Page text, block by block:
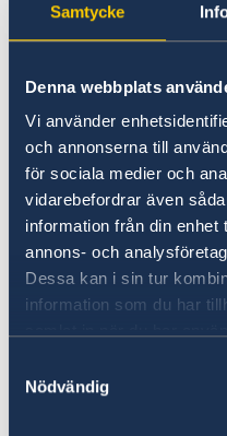
Samtycke
Denna webbplats
Vi använder
och annonserna till
för sociala medier och
vidarebefordrar även
information från din
annons- och
Dessa kan i sin tur
information som du har
Nödvändig
för att undvika
vaccinationsskyddet
heltäckande kläder,
myggstick.
Vaccin mot Hepatit
stelkramp (tetanus)
samtliga resenärer.
Resa med
ambassad eller